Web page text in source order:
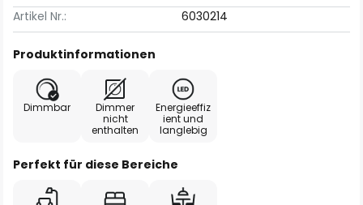
Artikel Nr.:
6030214
Produktinformationen
Dimmbar
Dimmer
nicht
enthalten
Energieeffiz
ient und
langlebig
Perfekt für diese Bereiche